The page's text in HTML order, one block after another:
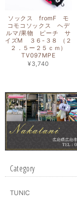
ソックス fromF モ
コモコソックス ヘデ
ルマ/果物 ピーチ サ
イズM ３６-３８ （２
２．５ー２５ｃｍ）
TV097MPE
¥3,740
Category
TUNIC